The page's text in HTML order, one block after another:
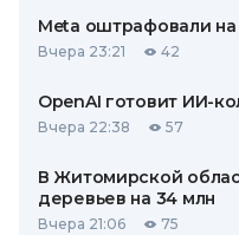
Meta оштрафовали
Вчера 23:21 42
OpenAI готовит ИИ-
Вчера 22:38 57
В Житомирской
деревьев на 34 млн
Вчера 21:06 75